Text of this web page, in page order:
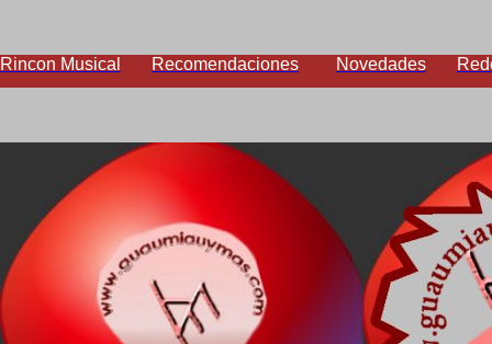
Rincon Musical Recomendaciones Novedades